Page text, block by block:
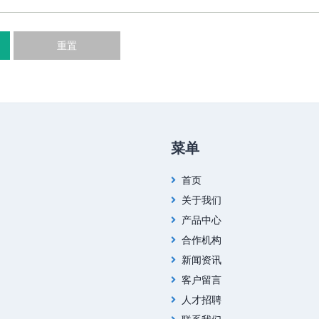
重置
菜单
首页
关于我们
产品中心
合作机构
新闻资讯
客户留言
人才招聘